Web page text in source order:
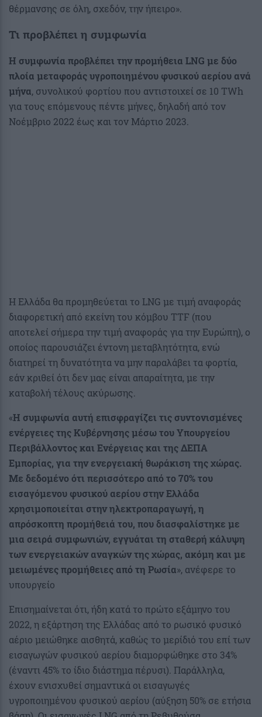
θέρμανσης σε όλη, σχεδόν, την ήπειρο».
Τι προβλέπει η συμφωνία
Η συμφωνία προβλέπει την προμήθεια LNG με δύο
πλοία μεταφοράς υγροποιημένου φυσικού αερίου ανά
μήνα, συνολικού φορτίου που αντιστοιχεί σε 10 TWh
για τους επόμενους πέντε μήνες, δηλαδή από τον
Νοέμβριο 2022 έως και τον Μάρτιο 2023.
Η Ελλάδα θα προμηθεύεται το LNG με τιμή αναφοράς
διαφορετική από εκείνη του κόμβου TTF (που
αποτελεί σήμερα την τιμή αναφοράς για την Ευρώπη), ο
οποίος παρουσιάζει έντονη μεταβλητότητα, ενώ
διατηρεί τη δυνατότητα να μην παραλάβει τα φορτία,
εάν κριθεί ότι δεν μας είναι απαραίτητα, με την
καταβολή τέλους ακύρωσης.
«Η συμφωνία αυτή επισφραγίζει τις συντονισμένες
ενέργειες της Κυβέρνησης μέσω του Υπουργείου
Περιβάλλοντος και Ενέργειας και της ΔΕΠΑ
Εμπορίας, για την ενεργειακή θωράκιση της χώρας.
Με δεδομένο ότι περισσότερο από το 70% του
εισαγόμενου φυσικού αερίου στην Ελλάδα
χρησιμοποιείται στην ηλεκτροπαραγωγή, η
απρόσκοπτη προμήθειά του, που διασφαλίστηκε με
μια σειρά συμφωνιών, εγγυάται τη σταθερή κάλυψη
των ενεργειακών αναγκών της χώρας, ακόμη και με
μειωμένες προμήθειες από τη Ρωσία», ανέφερε το
υπουργείο
Επισημαίνεται ότι, ήδη κατά το πρώτο εξάμηνο του
2022, η εξάρτηση της Ελλάδας από το ρωσικό φυσικό
αέριο μειώθηκε αισθητά, καθώς το μερίδιό του επί των
εισαγωγών φυσικού αερίου διαμορφώθηκε στο 34%
(έναντι 45% το ίδιο διάστημα πέρυσι). Παράλληλα,
έχουν ενισχυθεί σημαντικά οι εισαγωγές
υγροποιημένου φυσικού αερίου (αύξηση 50% σε ετήσια